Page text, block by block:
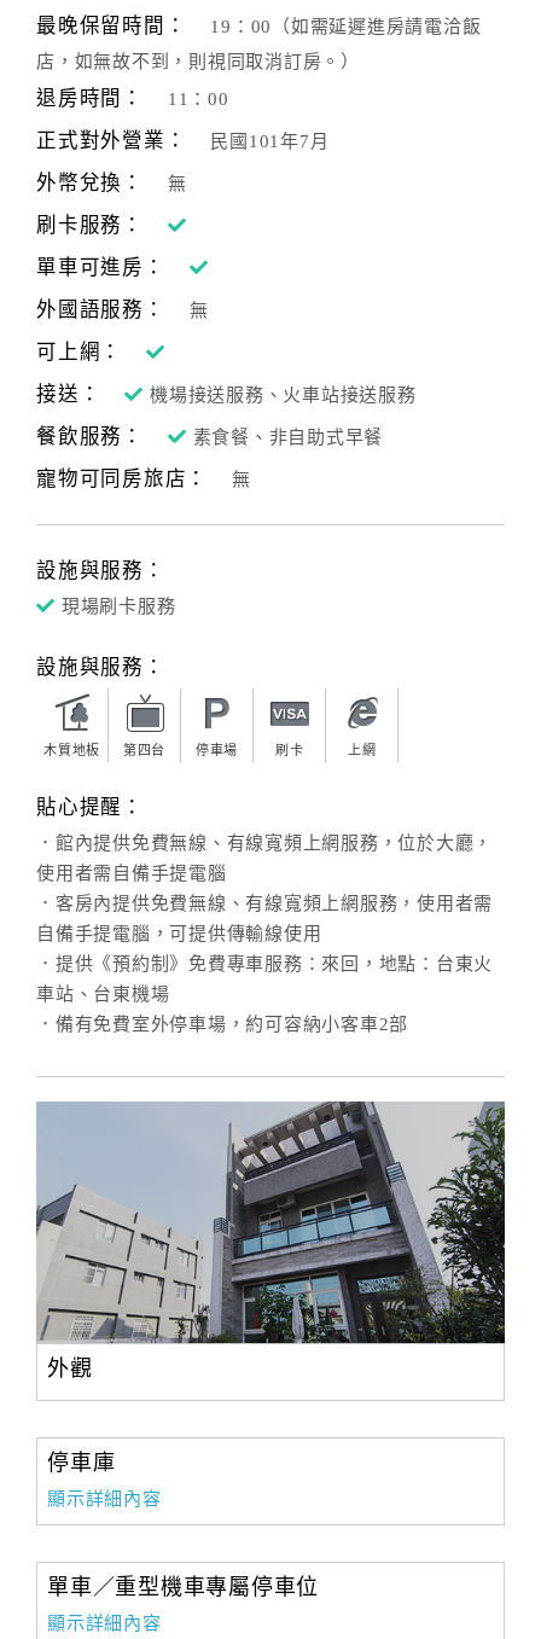
最晚保留時間：
19：00（如需延遲進房請電洽飯
店，如無故不到，則視同取消訂房。）
退房時間： 11：00
正式對外營業： 民國101年7月
外幣兌換： 無
刷卡服務：
單車可進房：
外國語服務：
無
可上網：
接送：
機場接送服務、火車站接送服務
餐飲服務： 素食餐、非自助式早餐
寵物可同房旅店： 無
設施與服務：
現場刷卡服務
設施與服務：
木質地板 第四台 停車場 刷卡 上網
貼心提醒：
．館內提供免費無線、有線寬頻上網服務，位於大廳，
使用者需自備手提電腦
．客房內提供免費無線、有線寬頻上網服務，使用者需
自備手提電腦，可提供傳輸線使用
．提供《預約制》免費專車服務：來回，地點：台東火
車站、台東機場
．備有免費室外停車場，約可容納小客車2部
外觀
停車庫
顯示詳細內容
單車／重型機車專屬停車位
顯示詳細內容